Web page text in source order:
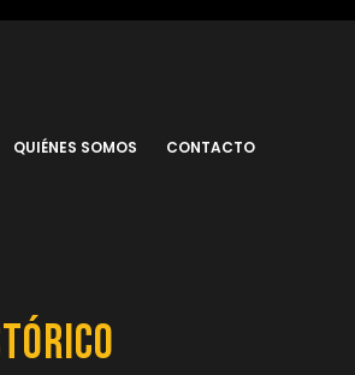
QUIÉNES SOMOS CONTACTO